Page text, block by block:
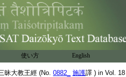
使い方 English
昧大教王經 (No. 0882_ 施護譯 ) in Vol. 18
淨身
三昧。一切
知見勝妙之
入一切如來
剛三摩地。即
。説是大明曰